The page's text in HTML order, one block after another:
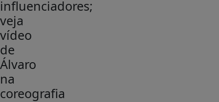
influenciadores;
veja
vídeo
de
Álvaro
na
coreografia